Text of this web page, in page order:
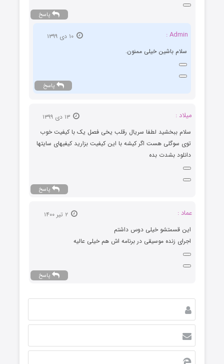
پاسخ
Admin :
۱۰ دی ۱۳۹۹
سلام باشین خیلی ممنون.
پاسخ
میلاد :
۱۳ دی ۱۳۹۹
سلام ببخشید لطفا سریال رقلب یخی فصل یک با کیفیت خوب
توی سوگلی هست اگر کیشه با این کیفیت بزارید کیفیهای سایتها
دانلود بشدت بده
پاسخ
عماد :
این قسمتشو خیلی دوس داشتم
اجرای زنده موسیقی در برنامه اش هم خیلی عالیه
پاسخ